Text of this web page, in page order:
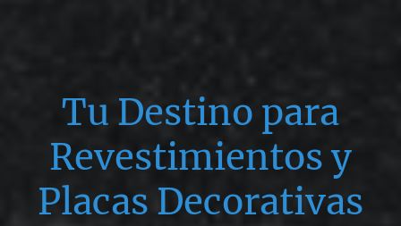
Tu Destino para
Revestimientos y
Placas Decorativas